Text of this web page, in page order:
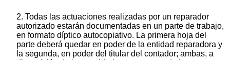
2. Todas las actuaciones realizadas por un reparador
autorizado estarán documentadas en un parte de trabajo,
en formato díptico autocopiativo. La primera hoja del
parte deberá quedar en poder de la entidad reparadora y
la segunda, en poder del titular del contador; ambas, a